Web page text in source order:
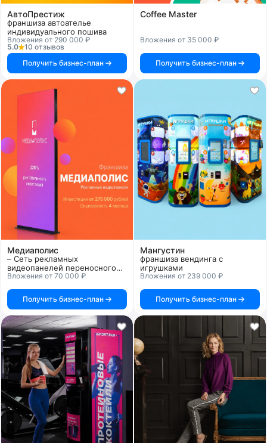
АвтоПрестиж
франшиза автоателье
индивидуального пошива
Вложения от 290 000 ₽
5.0
10 отзывов
Получить бизнес-план
Coffee Master
Вложения от 35 000 ₽
Получить бизнес-план
Медиаполис
– Cеть рекламных
видеопанелей переносного
типа (Пилон). Наши пилоны –
оборудование, качественно
отличающееся от
примитивных статичных
рекламных площадок.
Вложения от 70 000 ₽
Получить бизнес-план
Мангустин
франшиза вендинга с
игрушками
Вложения от 239 000 ₽
Получить бизнес-план